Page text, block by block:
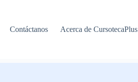
Contáctanos Acerca de CursotecaPlus